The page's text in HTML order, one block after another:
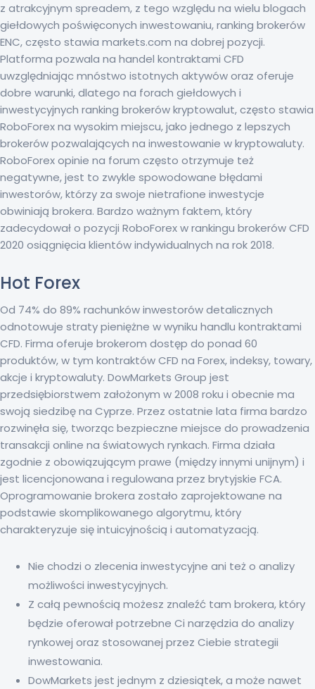
z atrakcyjnym spreadem, z tego względu na wielu blogach
giełdowych poświęconych inwestowaniu, ranking brokerów
ENC, często stawia markets.com na dobrej pozycji.
Platforma pozwala na handel kontraktami CFD
uwzględniając mnóstwo istotnych aktywów oraz oferuje
dobre warunki, dlatego na forach giełdowych i
inwestycyjnych ranking brokerów kryptowalut, często stawia
RoboForex na wysokim miejscu, jako jednego z lepszych
brokerów pozwalających na inwestowanie w kryptowaluty.
RoboForex opinie na forum często otrzymuje też
negatywne, jest to zwykle spowodowane błędami
inwestorów, którzy za swoje nietrafione inwestycje
obwiniają brokera. Bardzo ważnym faktem, który
zadecydował o pozycji RoboForex w rankingu brokerów CFD
2020 osiągnięcia klientów indywidualnych na rok 2018.
Hot Forex
Od 74% do 89% rachunków inwestorów detalicznych
odnotowuje straty pieniężne w wyniku handlu kontraktami
CFD. Firma oferuje brokerom dostęp do ponad 60
produktów, w tym kontraktów CFD na Forex, indeksy, towary,
akcje i kryptowaluty. DowMarkets Group jest
przedsiębiorstwem założonym w 2008 roku i obecnie ma
swoją siedzibę na Cyprze. Przez ostatnie lata firma bardzo
rozwinęła się, tworząc bezpieczne miejsce do prowadzenia
transakcji online na światowych rynkach. Firma działa
zgodnie z obowiązującym prawe (między innymi unijnym) i
jest licencjonowana i regulowana przez brytyjskie FCA.
Oprogramowanie brokera zostało zaprojektowane na
podstawie skomplikowanego algorytmu, który
charakteryzuje się intuicyjnością i automatyzacją.
Nie chodzi o zlecenia inwestycyjne ani też o analizy
możliwości inwestycyjnych.
Z całą pewnością możesz znaleźć tam brokera, który
będzie oferował potrzebne Ci narzędzia do analizy
rynkowej oraz stosowanej przez Ciebie strategii
inwestowania.
DowMarkets jest jednym z dziesiątek, a może nawet